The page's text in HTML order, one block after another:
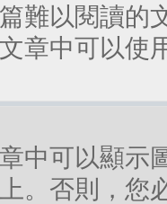
難以閱讀的
章中可以使
中可以顯示
。否則，您